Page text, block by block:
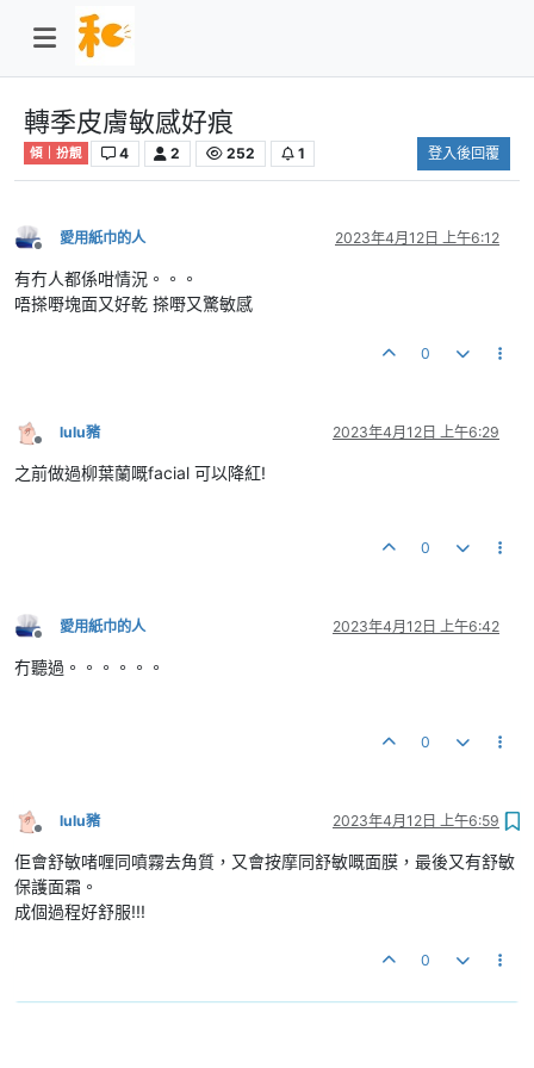
轉季皮膚敏感好痕
傾｜扮靚 4 2 252 1 登入後回覆
離線
愛用紙巾的人 2023年4月12日 上午6:12
有冇人都係咁情況。。。
唔搽嘢塊面又好乾 搽嘢又驚敏感
0
離線
lulu豬 2023年4月12日 上午6:29
之前做過柳葉蘭嘅facial 可以降紅!
0
離線
愛用紙巾的人 2023年4月12日 上午6:42
冇聽過。。。。。。
0
離線
lulu豬 2023年4月12日 上午6:59
佢會舒敏啫喱同噴霧去角質，又會按摩同舒敏嘅面膜，最後又有舒敏
保護面霜。
成個過程好舒服!!!
0